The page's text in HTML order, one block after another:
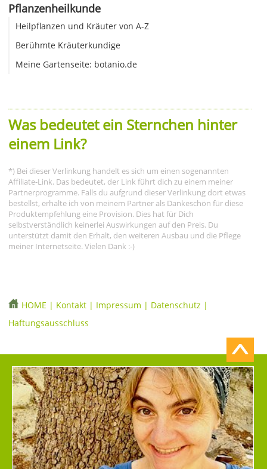
Pflanzenheilkunde
Heilpflanzen und Kräuter von A-Z
Berühmte Kräuterkundige
Meine Gartenseite: botanio.de
Was bedeutet ein Sternchen hinter
einem Link?
*) Bei dieser Verlinkung handelt es sich um einen sogenannten
Affiliate-Link. Das bedeutet, der Link führt dich zu einem meiner
Partnerprogramme. Falls du aufgrund dieser Verlinkung dort etwas
bestellst, erhalte ich von meinem Partner als Dankeschön für diese
Produktempfehlung eine Provision. Dies hat für Dich
selbstverständlich keinerlei Auswirkungen auf den Preis. Du
unterstützt damit den Erhalt, den weiteren Ausbau und die Pflege
meiner Internetseite. Vielen Dank :-)
HOME | Kontakt | Impressum | Datenschutz |
Haftungsausschluss